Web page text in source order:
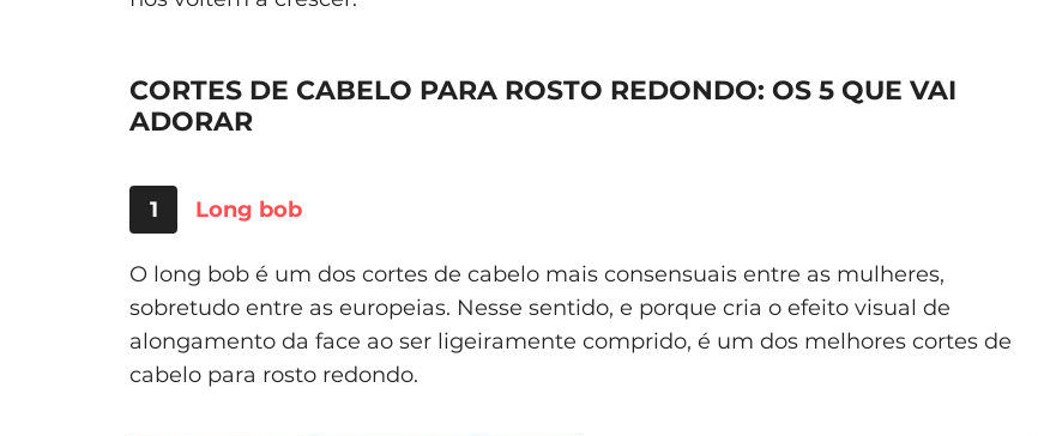
CORTES DE CABELO PARA ROSTO REDONDO: OS 5 QUE VAI
ADORAR
1 Long bob
O long bob é um dos cortes de cabelo mais consensuais entre as mulheres,
sobretudo entre as europeias. Nesse sentido, e porque cria o efeito visual de
alongamento da face ao ser ligeiramente comprido, é um dos melhores cortes de
cabelo para rosto redondo.